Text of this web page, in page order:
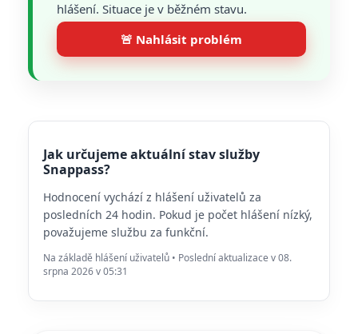
hlášení. Situace je v běžném stavu.
🚨 Nahlásit problém
Jak určujeme aktuální stav služby
Snappass?
Hodnocení vychází z hlášení uživatelů za
posledních 24 hodin. Pokud je počet hlášení nízký,
považujeme službu za funkční.
Na základě hlášení uživatelů • Poslední aktualizace v 08.
srpna 2026 v 05:31